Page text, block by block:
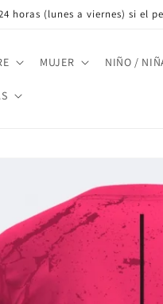
horas (lunes a viernes) si el
MUJER NIÑO /